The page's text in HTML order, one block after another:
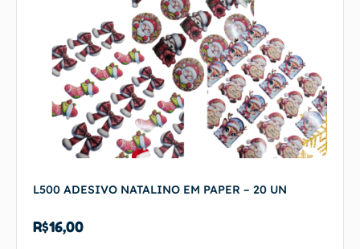
L500 ADESIVO NATALINO EM PAPER – 20 UN
R$16,00